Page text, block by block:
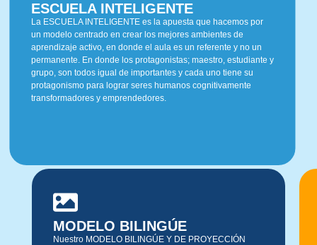
ESCUELA INTELIGENTE
La ESCUELA INTELIGENTE es la apuesta que hacemos por
un modelo centrado en crear los mejores ambientes de
aprendizaje activo, en donde el aula es un referente y no un
permanente. En donde los protagonistas; maestro, estudiante y
grupo, son todos igual de importantes y cada uno tiene su
protagonismo para lograr seres humanos cognitivamente
transformadores y emprendedores.
MODELO BILINGÚE
Nuestro MODELO BILINGÚE Y DE PROYECCIÓN